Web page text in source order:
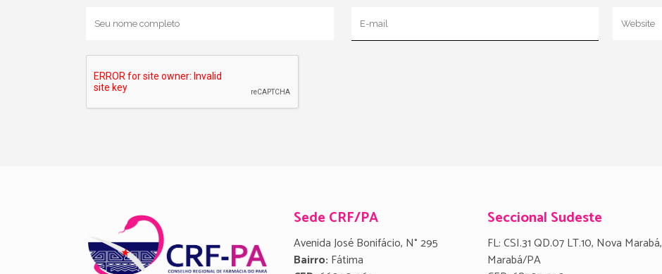
Sede CRF/PA
Avenida José Bonifácio, N° 295
Bairro: Fátima
Seccional Sudeste
FL: CSI.31 QD.07 LT.10, Nova Marabá,
Marabá/PA